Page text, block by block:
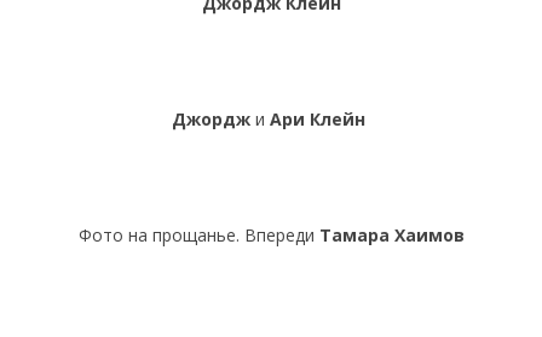
Джордж и Ари Клейн
Фото на прощанье. Впереди Тамара Хаимов